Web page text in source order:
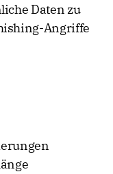
Daten zu
Angriffe